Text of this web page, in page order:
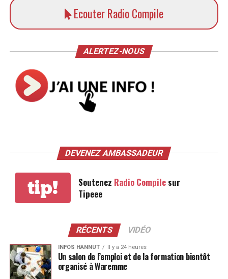
Ecouter Radio Compile
ALERTEZ-NOUS
DEVENEZ AMBASSADEUR
tip! Soutenez Radio Compilesur
Tipeee
RÉCENTS VIDÉO
INFOS HANNUT Il y a 24 heures
Un salon de l’emploi et de la formation bientôt
organisé à Waremme